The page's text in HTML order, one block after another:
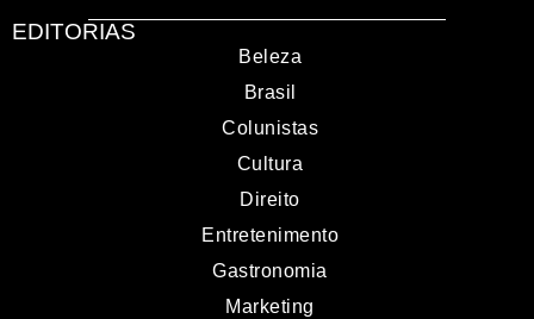
EDITORIAS
Beleza
Brasil
Colunistas
Cultura
Direito
Entretenimento
Gastronomia
Marketing